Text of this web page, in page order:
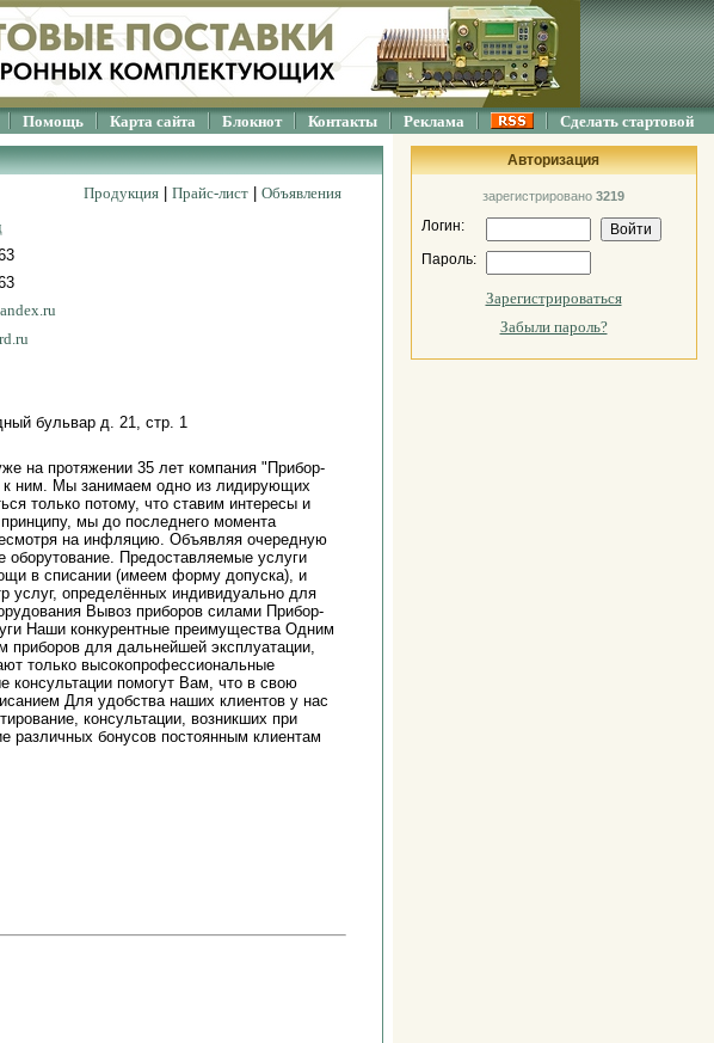
Помощь Карта сайта Блокнот Контакты Реклама Сделать стартовой
Продукция
Прайс-лист
Объявления
бульвар д. 21, стр. 1
на протяжении 35 лет компания "Прибор-
к ним. Мы занимаем одно из лидирующих
только потому, что ставим интересы и
мы до последнего момента
на инфляцию. Объявляя очередную
Предоставляемые услуги
в списании (имеем форму допуска), и
услуг, определённых индивидуально для
Вывоз приборов силами Прибор-
Наши конкурентные преимущества Одним
приборов для дальнейшей эксплуатации,
только высокопрофессиональные
консультации помогут Вам, что в свою
Для удобства наших клиентов у нас
консультации, возникших при
различных бонусов постоянным клиентам
Авторизация
зарегистрировано 3219
Логин:
Пароль:
Зарегистрироваться
Забыли пароль?